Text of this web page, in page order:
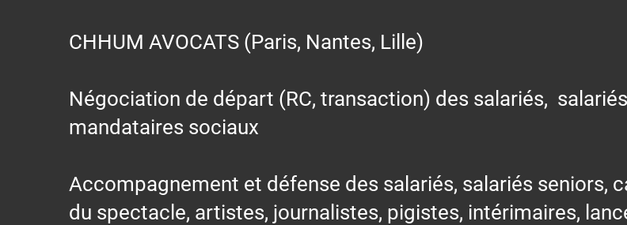
CHHUM AVOCATS (Paris, Nantes, Lille)
Négociation de départ (RC, transaction) des salariés,
mandataires sociaux
Accompagnement et défense des salariés, salariés seniors,
du spectacle, artistes, journalistes, pigistes, intérimaires,